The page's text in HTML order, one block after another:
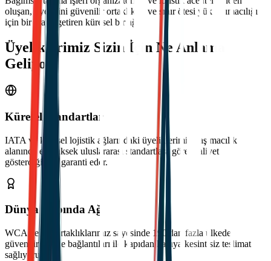
oluşan, üyelerini güvenilir ortaklıklar ve sınır ötesi yük taşımacılığı
için bir araya getiren küresel bir ağ.
Üyeliklerimiz Sizin İçin Ne Anlama
Geliyor
Küresel Standartlar
IATA ve küresel lojistik ağlarındaki üyeliklerimiz, taşımacılık
alanında en yüksek uluslararası standartlara göre faaliyet
gösterdiğimizi garanti eder.
Dünya Çapında Ağ
WCA ve X2 ortaklıklarımız sayesinde 190'dan fazla ülkede
güvenilir acente bağlantıları ile kapıdan kapıya kesintisiz teslimat
sağlıyoruz.